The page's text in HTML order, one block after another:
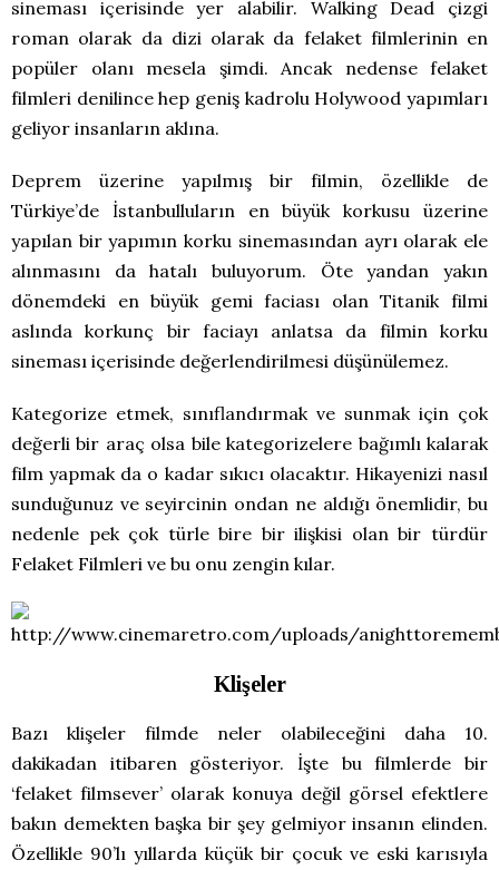
sineması içerisinde yer alabilir. Walking Dead çizgi
roman olarak da dizi olarak da felaket filmlerinin en
popüler olanı mesela şimdi. Ancak nedense felaket
filmleri denilince hep geniş kadrolu Holywood yapımları
geliyor insanların aklına.
Deprem üzerine yapılmış bir filmin, özellikle de
Türkiye’de İstanbulluların en büyük korkusu üzerine
yapılan bir yapımın korku sinemasından ayrı olarak ele
alınmasını da hatalı buluyorum. Öte yandan yakın
dönemdeki en büyük gemi faciası olan Titanik filmi
aslında korkunç bir faciayı anlatsa da filmin korku
sineması içerisinde değerlendirilmesi düşünülemez.
Kategorize etmek, sınıflandırmak ve sunmak için çok
değerli bir araç olsa bile kategorizelere bağımlı kalarak
film yapmak da o kadar sıkıcı olacaktır. Hikayenizi nasıl
sunduğunuz ve seyircinin ondan ne aldığı önemlidir, bu
nedenle pek çok türle bire bir ilişkisi olan bir türdür
Felaket Filmleri ve bu onu zengin kılar.
Klişeler
Bazı klişeler filmde neler olabileceğini daha 10.
dakikadan itibaren gösteriyor. İşte bu filmlerde bir
‘felaket filmsever’ olarak konuya değil görsel efektlere
bakın demekten başka bir şey gelmiyor insanın elinden.
Özellikle 90’lı yıllarda küçük bir çocuk ve eski karısıyla